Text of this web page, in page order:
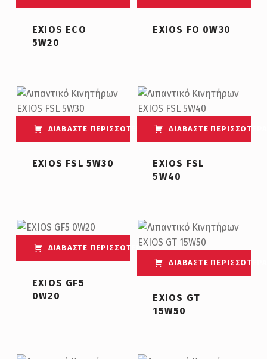
EXIOS ECO
5W20
EXIOS FO 0W30
ΔΙΑΒΆΣΤΕ ΠΕΡΙΣΣΌΤΕΡΑ
EXIOS FSL 5W30
ΔΙΑΒΆΣΤΕ ΠΕΡΙΣΣΌΤΕΡΑ
EXIOS FSL
5W40
ΔΙΑΒΆΣΤΕ ΠΕΡΙΣΣΌΤΕΡΑ
EXIOS GF5
0W20
ΔΙΑΒΆΣΤΕ ΠΕΡΙΣΣΌΤΕΡΑ
EXIOS GT
15W50